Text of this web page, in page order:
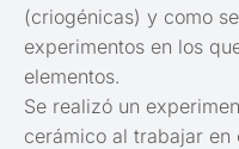
(criogénicas) y como
experimentos en los
elementos.
Se realizó un
cerámico al trabajar